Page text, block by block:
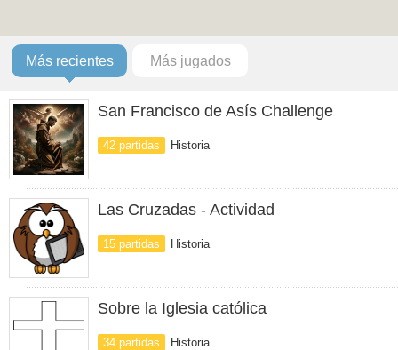
Más recientes Más jugados
San Francisco de Asís Challenge
42 partidas Historia
Las Cruzadas - Actividad
15 partidas Historia
Sobre la Iglesia católica
34 partidas Historia